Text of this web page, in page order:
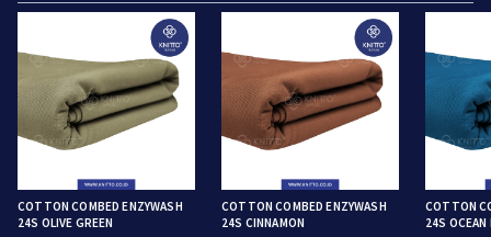
COTTON COMBED ENZYWASH
24S OLIVE GREEN
COTTON COMBED ENZYWASH
24S CINNAMON
COTTON
24S OCEAN